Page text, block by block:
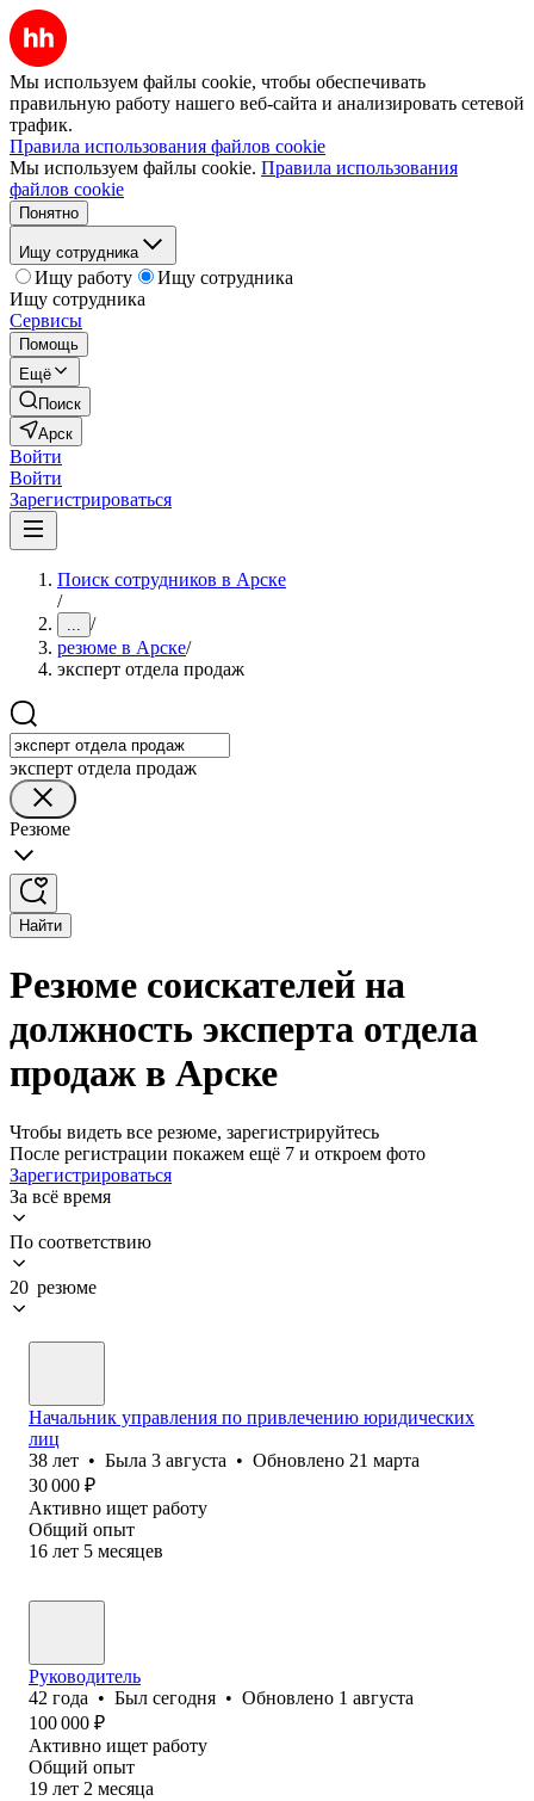
Мы используем файлы cookie, чтобы обеспечивать
правильную работу нашего веб-сайта и анализировать сетевой
трафик.
Правила использования файлов cookie
Мы используем файлы cookie. Правила использования
файлов cookie
Понятно
Ищу сотрудника
Ищу работу
Ищу сотрудника
Ищу сотрудника
Сервисы
Помощь
Ещё
Поиск
Арск
Войти
Войти
Зарегистрироваться
Поиск сотрудников в Арске
/
... /
резюме в Арске/
эксперт отдела продаж
эксперт отдела продаж
Резюме
Найти
Резюме соискателей на
должность эксперта отдела
продаж в Арске
Чтобы видеть все резюме, зарегистрируйтесь
После регистрации покажем ещё 7 и откроем фото
Зарегистрироваться
За всё время
По соответствию
20 резюме
Начальник управления по привлечению юридических
лиц
38 лет • Была 3 августа • Обновлено 21 марта
30 000 ₽
Активно ищет работу
Общий опыт
16 лет 5 месяцев
Руководитель
42 года • Был сегодня • Обновлено 1 августа
100 000 ₽
Активно ищет работу
Общий опыт
19 лет 2 месяца